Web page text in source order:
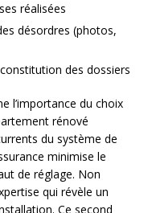
réalisées
désordres (photos,
des dossiers
l’importance du choix
rénové
du système de
minimise le
de réglage. Non
qui révèle un
Ce second